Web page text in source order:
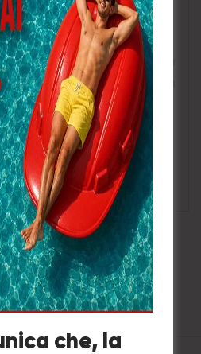
3M Aura 9332+ è garanzia
compromettere il livello
innovativa di 3M, con
respiratoria, semplifica la
il respiratore. Protegge
in molte applicazioni
lavorative dove è
protezione FFP3.
che, la